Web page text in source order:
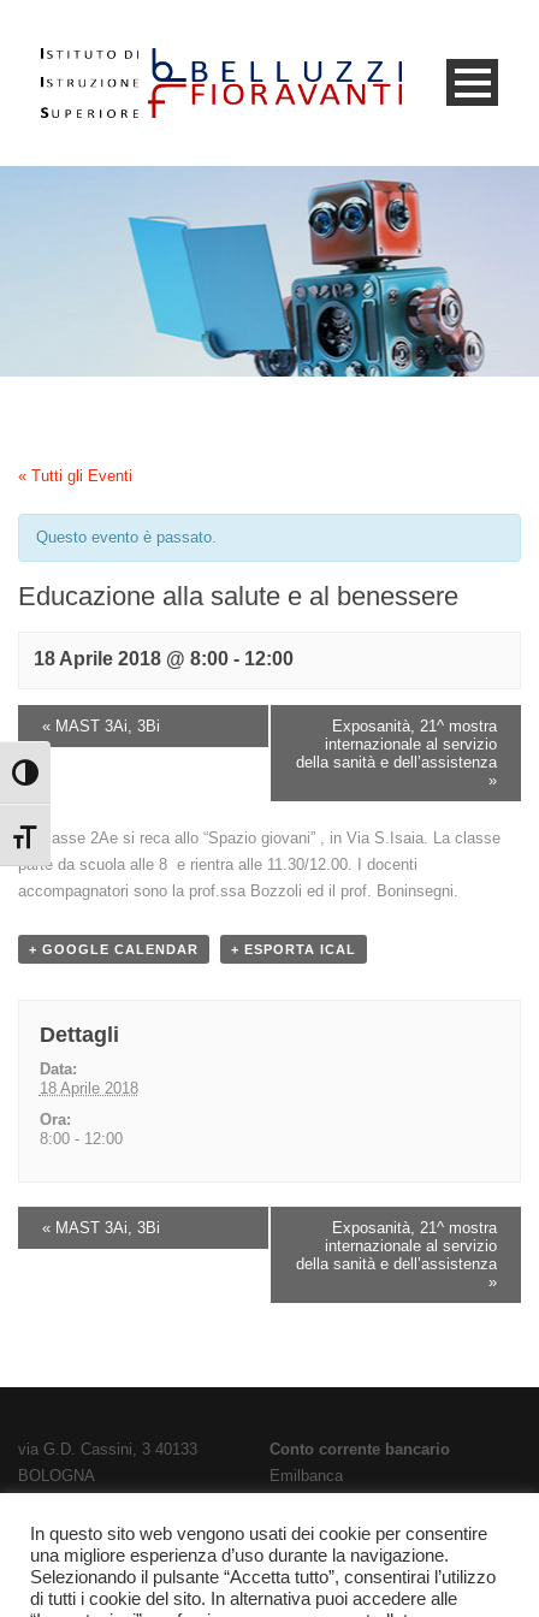
Attiva/disattiva alto contrasto
Attiva/disattiva dimensione testo
« Tutti gli Eventi
Questo evento è passato.
Educazione alla salute e al benessere
18 Aprile 2018 @ 8:00 - 12:00
« MAST 3Ai, 3Bi
Exposanità, 21^ mostra
internazionale al servizio
della sanità e dell’assistenza
»
La classe 2Ae si reca allo “Spazio giovani” , in Via S.Isaia. La classe
parte da scuola alle 8 e rientra alle 11.30/12.00. I docenti
accompagnatori sono la prof.ssa Bozzoli ed il prof. Boninsegni.
+ GOOGLE CALENDAR + ESPORTA ICAL
Dettagli
Data:
18 Aprile 2018
Ora:
8:00 - 12:00
« MAST 3Ai, 3Bi
Exposanità, 21^ mostra
internazionale al servizio
della sanità e dell’assistenza
»
via G.D. Cassini, 3 40133
BOLOGNA
E-Mail:bois02300g@istruzione.it
PEC: bois02300g@pec.istruzione.it
Codice meccanografico
BOIS02300G
Conto corrente bancario
Emilbanca
IT28T0707236670000000186800
Codice FatturazioneUFPL93
Codice IPAistsc_bois02300g
In questo sito web vengono usati dei cookie per consentire
una migliore esperienza d’uso durante la navigazione.
Selezionando il pulsante “Accetta tutto”, consentirai l’utilizzo
di tutti i cookie del sito. In alternativa puoi accedere alle